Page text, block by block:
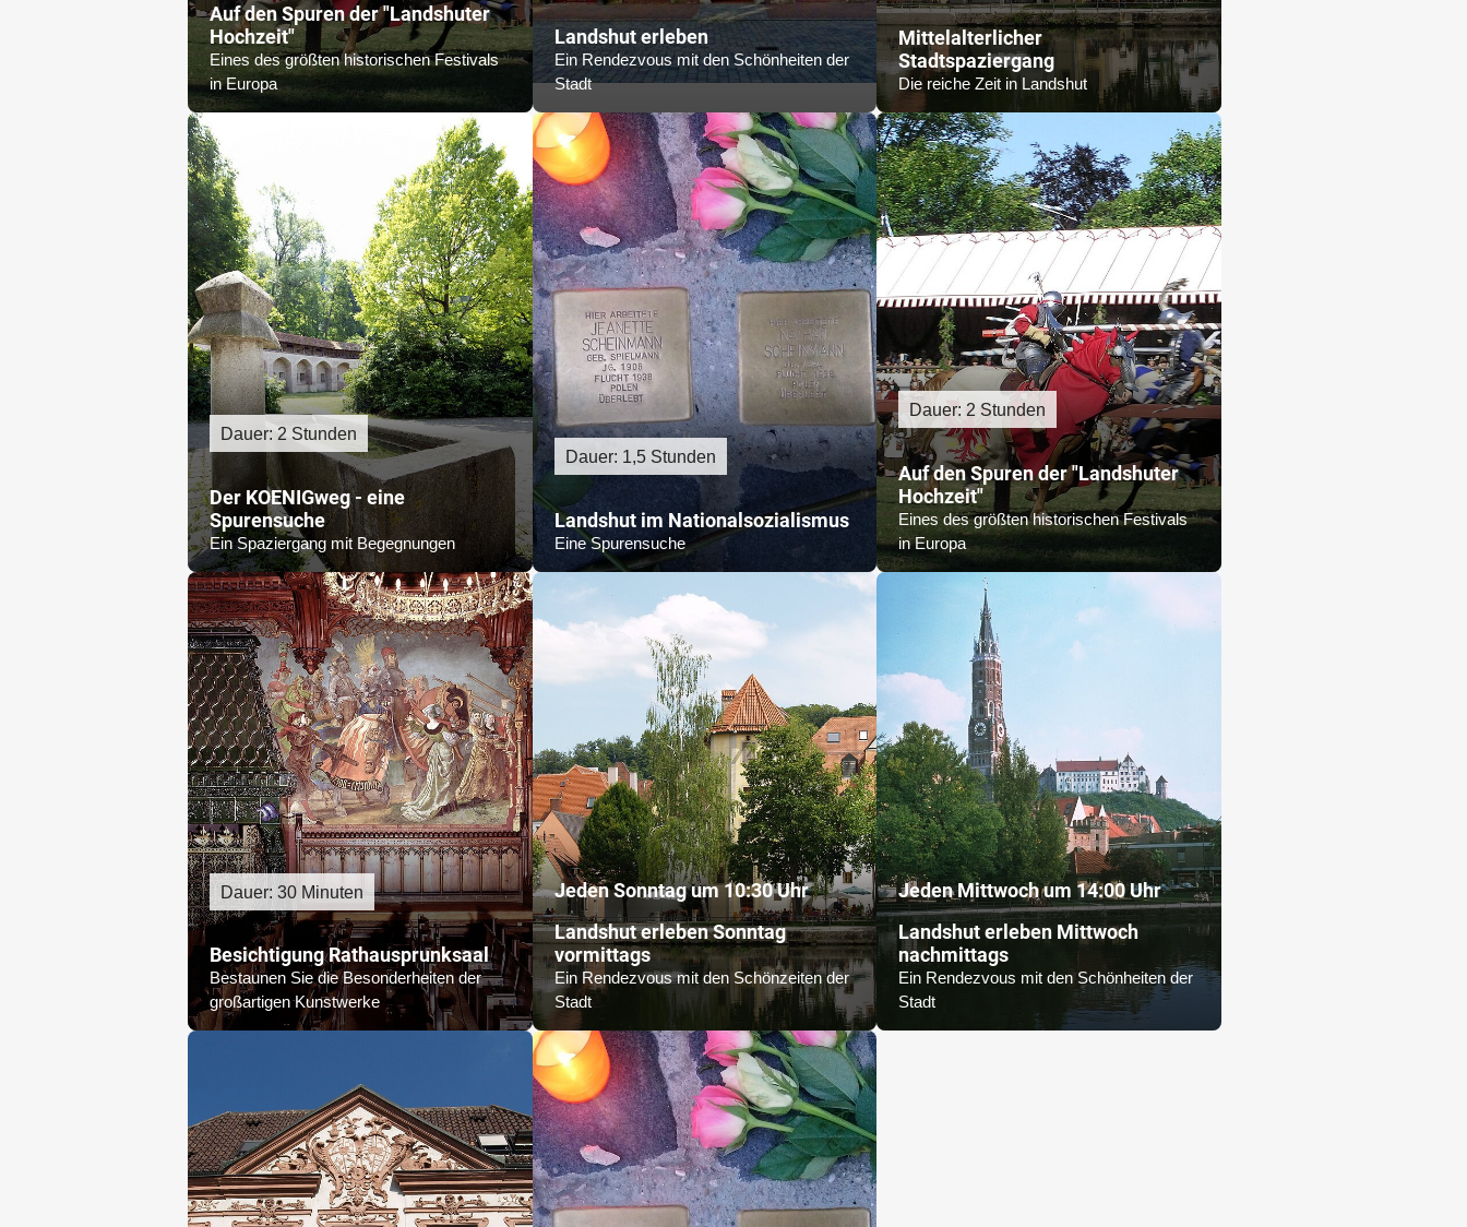
Auf den Spuren der "Landshuter
Hochzeit"
Eines des größten historischen Festivals
in Europa
Landshut erleben
Ein Rendezvous mit den Schönheiten der
Stadt
Mittelalterlicher
Stadtspaziergang
Die reiche Zeit in Landshut
Dauer: 2 Stunden
Der KOENIGweg - eine
Spurensuche
Ein Spaziergang mit Begegnungen
Dauer: 1,5 Stunden
Landshut im Nationalsozialismus
Eine Spurensuche
Dauer: 2 Stunden
Auf den Spuren der "Landshuter
Hochzeit"
Eines des größten historischen Festivals
in Europa
Dauer: 30 Minuten
Besichtigung Rathausprunksaal
Bestaunen Sie die Besonderheiten der
großartigen Kunstwerke
Jeden Sonntag um 10:30 Uhr
Landshut erleben Sonntag
vormittags
Ein Rendezvous mit den Schönzeiten der
Stadt
Jeden Mittwoch um 14:00 Uhr
Landshut erleben Mittwoch
nachmittags
Ein Rendezvous mit den Schönheiten der
Stadt